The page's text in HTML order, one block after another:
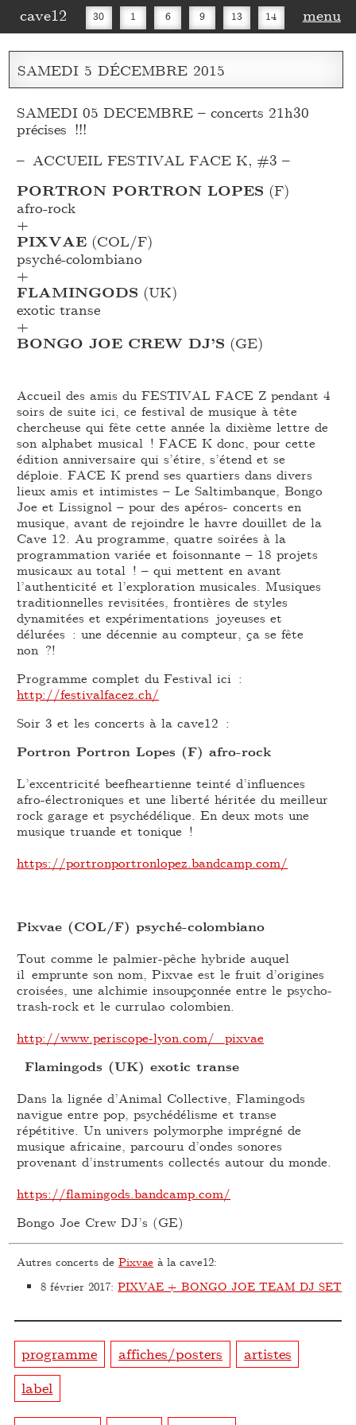
cave12 30 1 6 9 13 14
16 20 27 30
menu
SAMEDI 5 DÉCEMBRE 2015
SAMEDI 05 DECEMBRE – concerts 21h30
précises !!!
– ACCUEIL FESTIVAL FACE K, #3 –
PORTRON PORTRON LOPES (F)
afro-rock
+
PIXVAE (COL/F)
psyché-colombiano
+
FLAMINGODS (UK)
exotic transe
+
BONGO JOE CREW DJ’S (GE)
Accueil des amis du FESTIVAL FACE Z pendant 4
soirs de suite ici, ce festival de musique à tête
chercheuse qui fête cette année la dixième lettre de
son alphabet musical ! FACE K donc, pour cette
édition anniversaire qui s’étire, s’étend et se
déploie. FACE K prend ses quartiers dans divers
lieux amis et intimistes – Le Saltimbanque, Bongo
Joe et Lissignol – pour des apéros- concerts en
musique, avant de rejoindre le havre douillet de la
Cave 12. Au programme, quatre soirées à la
programmation variée et foisonnante – 18 projets
musicaux au total ! – qui mettent en avant
l’authenticité et l’exploration musicales. Musiques
traditionnelles revisitées, frontières de styles
dynamitées et expérimentations joyeuses et
délurées : une décennie au compteur, ça se fête
non ?!
Programme complet du Festival ici :
http://festivalfacez.ch/
Soir 3 et les concerts à la cave12 :
Portron Portron Lopes (F) afro-rock
L’excentricité beefheartienne teinté d’influences
afro-électroniques et une liberté héritée du meilleur
rock garage et psychédélique. En deux mots une
musique truande et tonique !
https://portronportronlopez.bandcamp.com/
Pixvae (COL/F) psyché-colombiano
Tout comme le palmier-pêche hybride auquel
il emprunte son nom, Pixvae est le fruit d’origines
croisées, une alchimie insoupçonnée entre le psycho-
trash-rock et le currulao colombien.
http://www.periscope-lyon.com/_pixvae
Flamingods (UK) exotic transe
Dans la lignée d’Animal Collective, Flamingods
navigue entre pop, psychédélisme et transe
répétitive. Un univers polymorphe imprégné de
musique africaine, parcouru d’ondes sonores
provenant d’instruments collectés autour du monde.
https://flamingods.bandcamp.com/
Bongo Joe Crew DJ’s (GE)
Autres concerts dePixvae à la cave12:
8 février 2017:PIXVAE + BONGO JOE TEAM DJ SET
programme affiches/posters
artistes
label